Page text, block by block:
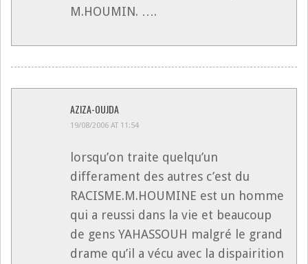
M.HOUMIN. ….
AZIZA-OUJDA
19/08/2006 AT 11:54
lorsqu’on traite quelqu’un
differament des autres c’est du
RACISME.M.HOUMINE est un homme
qui a reussi dans la vie et beaucoup
de gens YAHASSOUH malgré le grand
drame qu’il a vécu avec la dispairition